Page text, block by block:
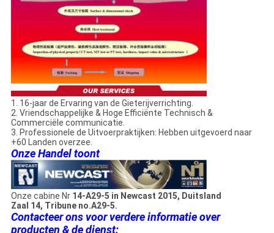
1. 16-jaar de Ervaring van de Gieterijverrichting.
2. Vriendschappelijke & Hoge Efficiënte Technisch &
Commerciële communicatie.
3. Professionele de Uitvoerpraktijken: Hebben uitgevoerd naar
+60 Landen overzee.
Onze Handel toont
Onze cabine Nr 14-A29-5 in Newcast 2015, Duitsland
Zaal 14, Tribune no.A29-5.
Contacteer ons voor verdere informatie over
producten & de dienst: